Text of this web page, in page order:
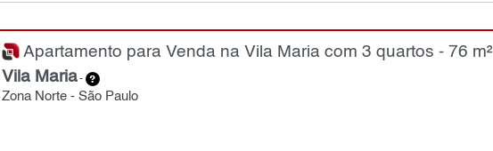
Apartamento para Venda na Vila Maria com 3 quartos - 76 m²
Vila Maria-
Zona Norte - São Paulo